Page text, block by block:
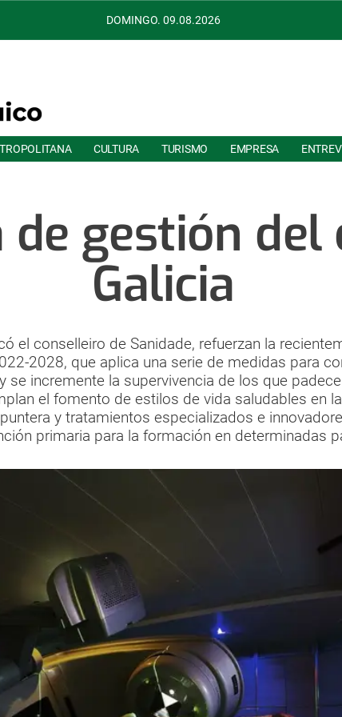
DOMINGO. 09.08.2026
CULTURA TURISMO EMPRESA
gestión del
Galicia
el conselleiro de Sanidade, refuerzan la
2028, que aplica una serie de medidas para
se incremente la supervivencia de los que
el fomento de estilos de vida saludables en
y tratamientos especializados e
primaria para la formación en determinadas